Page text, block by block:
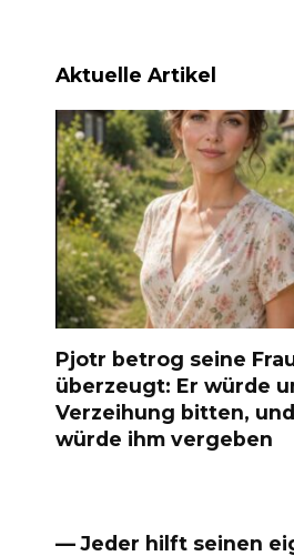
Aktuelle Artikel
Pjotr betrog seine
überzeugt: Er würde
Verzeihung bitten,
würde ihm vergeben
— Jeder hilft seinen